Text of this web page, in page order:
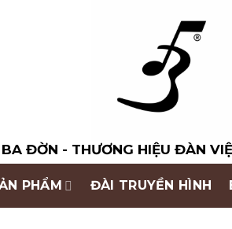
ĐỜN - THƯƠNG HIỆU ĐÀN
PHẨM ĐÀI TRUYỀN HÌNH